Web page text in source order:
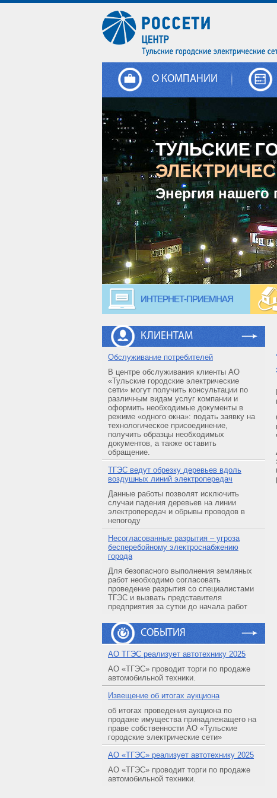
О КОМПАНИИ
ТУЛЬСКИЕ
Энергия нашего
ИНТЕРНЕТ-ПРИЕМНАЯ
КЛИЕНТАМ
Обслуживание потребителей
В центре обслуживания клиенты АО
«Тульские городские электрические
сети» могут получить консультации по
различным видам услуг компании и
оформить необходимые документы в
режиме «одного окна»: подать заявку на
технологическое присоединение,
получить образцы необходимых
документов, а также оставить
обращение.
ТГЭС ведут обрезку деревьев вдоль
воздушных линий электропередач
Данные работы позволят исключить
случаи падения деревьев на линии
электропередач и обрывы проводов в
непогоду
Несогласованные разрытия – угроза
бесперебойному электроснабжению
города
Для безопасного выполнения земляных
работ необходимо согласовать
проведение разрытия со специалистами
ТГЭС и вызвать представителя
предприятия за сутки до начала работ
СОБЫТИЯ
АO ТГЭС реализует автотехнику 2025
АО «ТГЭС» проводит торги по продаже
автомобильной техники.
Извещение об итогах аукциона
об итогах проведения аукциона по
продаже имущества принадлежащего на
праве собственности АО «Тульские
городские электрические сети»
АO «ТГЭС» реализует автотехнику 2025
АО «ТГЭС» проводит торги по продаже
автомобильной техники.